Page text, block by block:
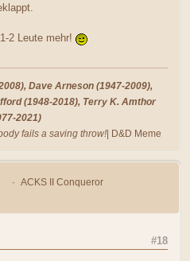
2 Leute mehr!
Dave Arneson (1947-2009),
(1948-2018), Terry K. Amthor
2021)
fails a saving throw! | D&D Meme
ACKS II Conqueror
#18